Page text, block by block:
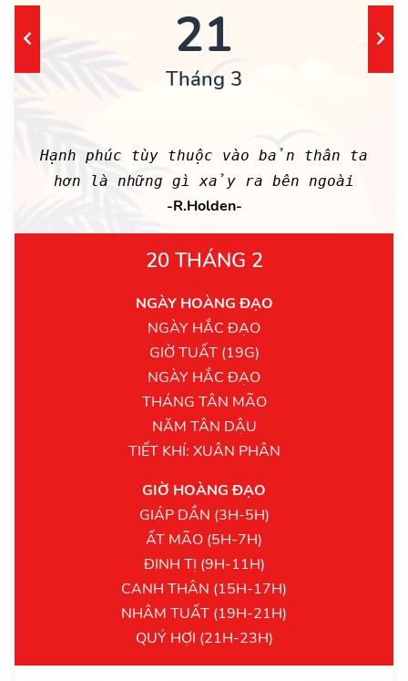
21
Tháng 3
Hạnh phúc tùy thuộc vào bản thân ta
hơn là những gì xảy ra bên ngoài
-R.Holden-
20 THÁNG 2
NGÀY HOÀNG ĐẠO
NGÀY HẮC ĐẠO
GIỜ TUẤT (19G)
NGÀY HẮC ĐẠO
THÁNG TÂN MÃO
NĂM TÂN DẬU
TIẾT KHÍ: XUÂN PHÂN
GIỜ HOÀNG ĐẠO
GIÁP DẦN (3H-5H)
ẤT MÃO (5H-7H)
ĐINH TỊ (9H-11H)
CANH THÂN (15H-17H)
NHÂM TUẤT (19H-21H)
QUÝ HỢI (21H-23H)